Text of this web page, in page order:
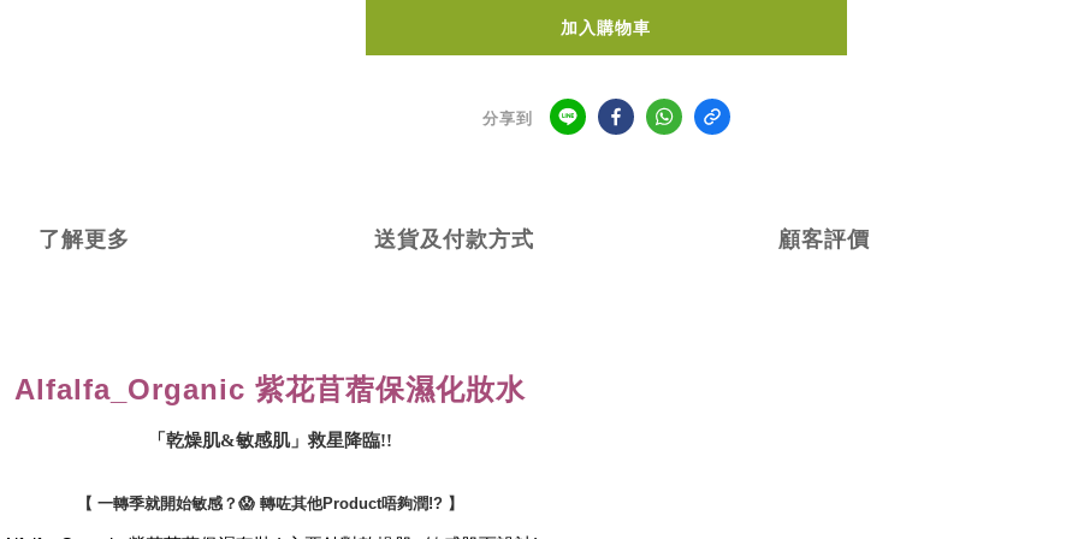
加入購物車
分享到
了解更多 送貨及付款方式 顧客評價
Alfalfa_Organic 紫花苜蓿保濕化妝水
「乾燥肌&敏感肌」救星降臨!!
【 一轉季就開始敏感？😱 轉咗其他Product唔夠潤!? 】